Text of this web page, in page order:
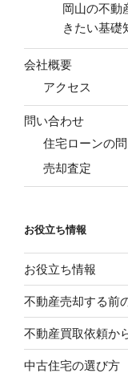
岡山の不動
きたい基礎
会社概要
アクセス
問い合わせ
住宅ローンの
売却査定
お役立ち情報
お役立ち情報
不動産売却する前
不動産買取依頼か
中古住宅の選び方